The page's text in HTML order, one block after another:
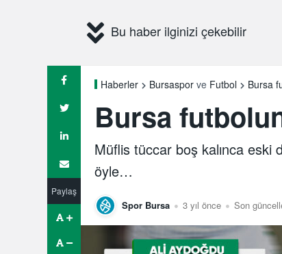
Bu haber ilginizi çekebilir
Paylaş
Haberler Bursaspor ve Futbol Bursa
Bursa
Müflis tüccar boş kalınca eski
öyle…
Spor Bursa 3 yıl önce Son